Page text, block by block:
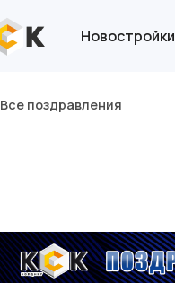
Новостройки
Все поздравления